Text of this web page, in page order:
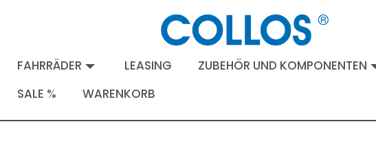
FAHRRÄDER LEASING ZUBEHÖR UND KOMPONENTEN
SALE %
WARENKORB